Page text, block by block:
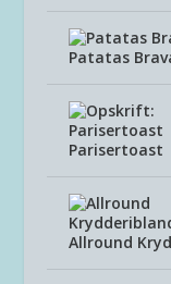
Patatas
Parisertoast
Allround